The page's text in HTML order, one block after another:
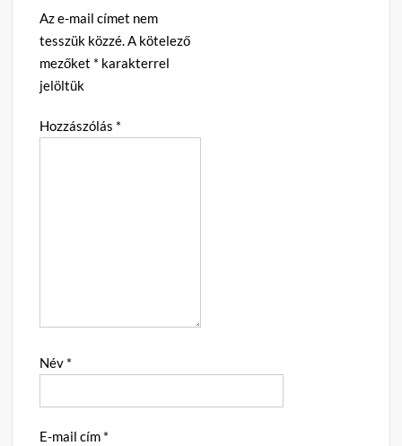
Az e-mail címet nem
tesszük közzé.A kötelező
mezőket * karakterrel
jelöltük
Hozzászólás *
Név *
E-mail cím *